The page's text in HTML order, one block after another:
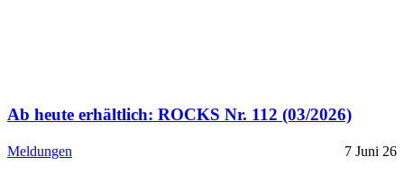
Ab heute erhältlich: ROCKS Nr. 112 (03/2026)
Meldungen 7 Juni 26